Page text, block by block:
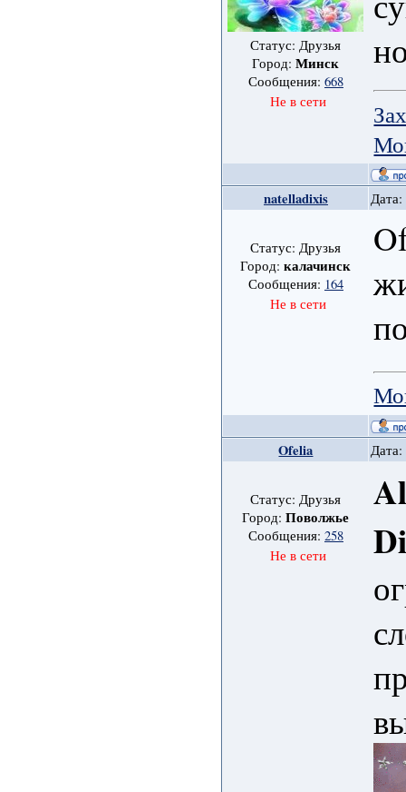
Статус: Друзья
Город:Минск
Сообщения: 668
Не в сети
natelladixis
Статус: Друзья
Город:калачинск
Сообщения: 164
Не в сети
Ofelia
Статус: Друзья
Город:Поволжье
Сообщения: 258
Не в сети